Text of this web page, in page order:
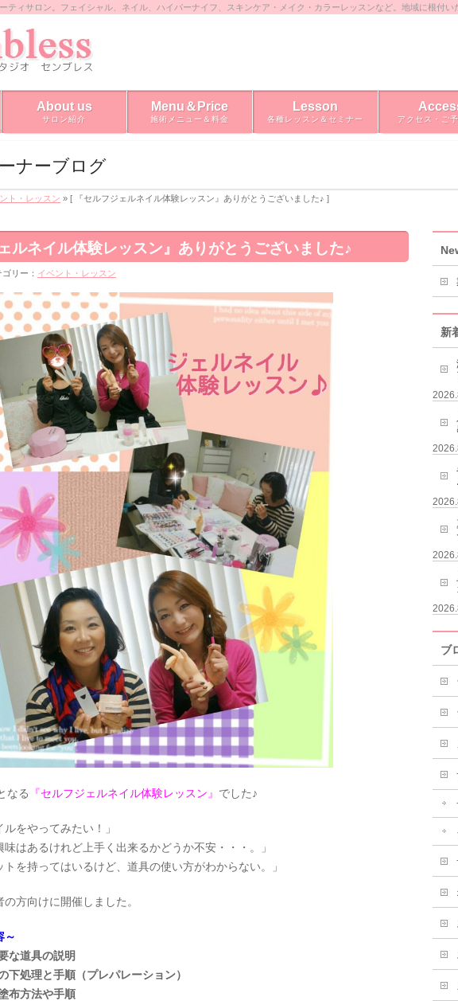
ティサロン。フェイシャル、ネイル、ハイパーナイフ、スキンケア・メイク・カラーレッスンなど。地域に根付い
About us
サロン紹介
Menu＆Price
施術メニュー＆料金
Lesson
各種レッスン＆セミナー アクセス・ご
ナーブログ
ト・レッスン » [ 『セルフジェルネイル体験レッスン』ありがとうございました♪ ]
ルネイル体験レッスン』ありがとうございました♪
リー： イベント・レッスン
なる 『セルフジェルネイル体験レッスン』 でした♪
ルをやってみたい！」
味はあるけれど上手く出来るかどうか不安・・・。」
トを持ってはいるけど、道具の使い方がわからない。」
の方向けに開催しました。
～
な道具の説明
下処理と手順（プレパレーション）
布方法や手順
新
ブ